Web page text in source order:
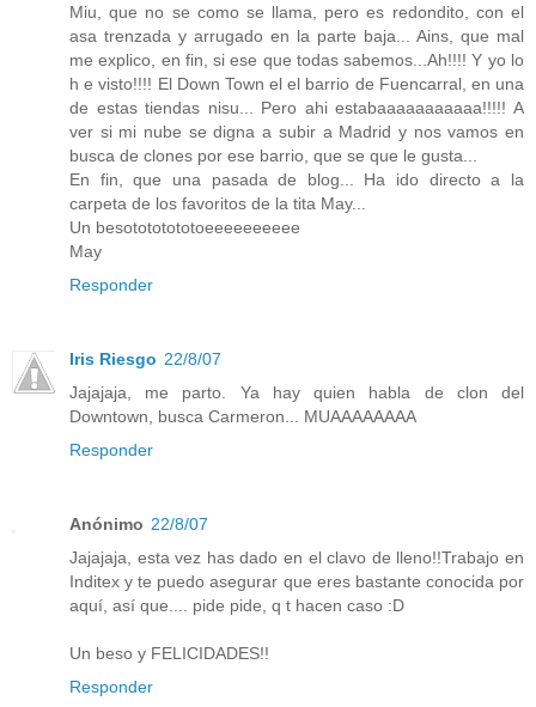
Miu, que no se como se llama, pero es redondito, con el
asa trenzada y arrugado en la parte baja... Ains, que mal
me explico, en fin, si ese que todas sabemos...Ah!!!! Y yo lo
h e visto!!!! El Down Town el el barrio de Fuencarral, en una
de estas tiendas nisu... Pero ahi estabaaaaaaaaaaa!!!!! A
ver si mi nube se digna a subir a Madrid y nos vamos en
busca de clones por ese barrio, que se que le gusta...
En fin, que una pasada de blog... Ha ido directo a la
carpeta de los favoritos de la tita May...
Un besotototototoeeeeeeeeee
May
Responder
Iris Riesgo 22/8/07
Jajajaja, me parto. Ya hay quien habla de clon del
Downtown, busca Carmeron... MUAAAAAAAA
Responder
Anónimo 22/8/07
Jajajaja, esta vez has dado en el clavo de lleno!!Trabajo en
Inditex y te puedo asegurar que eres bastante conocida por
aquí, así que.... pide pide, q t hacen caso :D
Un beso y FELICIDADES!!
Responder